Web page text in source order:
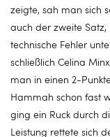
zeigte, sah man sich
auch der zweite
technische Fehler
schließlich Celina
man in einen 2-
Hammah schon fast
ging ein Ruck durch
Leistung rettete sich